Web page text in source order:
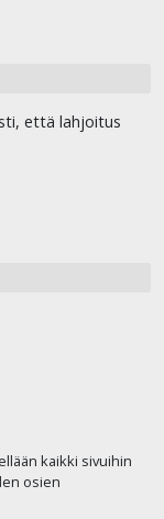
että lahjoitus
kaikki sivuihin
osien